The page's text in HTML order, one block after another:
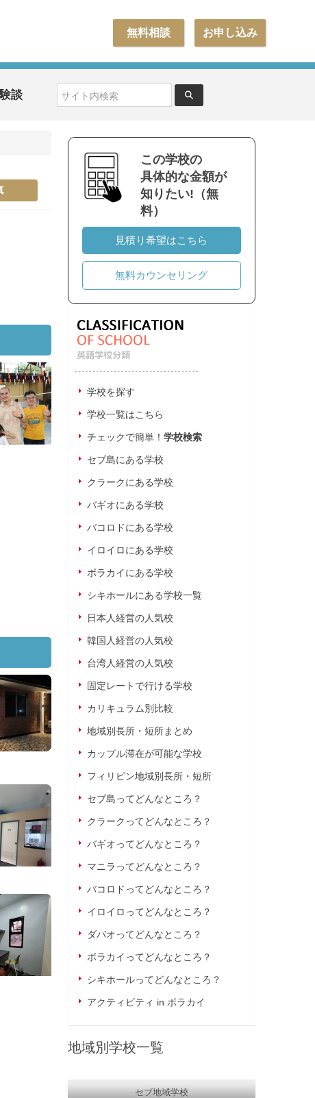
お申し込み
無料相談
談
この学校の
具体的な金額が
知りたい!（無
料）
見積り希望はこちら
無料カウンセリング
学校を探す
学校一覧はこちら
チェックで簡単！ 学校検索
セブ島にある学校
クラークにある学校
バギオにある学校
バコロドにある学校
イロイロにある学校
ボラカイにある学校
シキホールにある学校一覧
日本人経営の人気校
韓国人経営の人気校
台湾人経営の人気校
固定レートで行ける学校
カリキュラム別比較
地域別長所・短所まとめ
カップル滞在が可能な学校
フィリピン地域別長所・短所
セブ島ってどんなところ？
クラークってどんなところ？
バギオってどんなところ？
マニラってどんなところ？
バコロドってどんなところ？
イロイロってどんなところ？
ダバオってどんなところ？
ボラカイってどんなところ？
シキホールってどんなところ？
アクティビティ in ボラカイ
地域別学校一覧
セブ地域学校